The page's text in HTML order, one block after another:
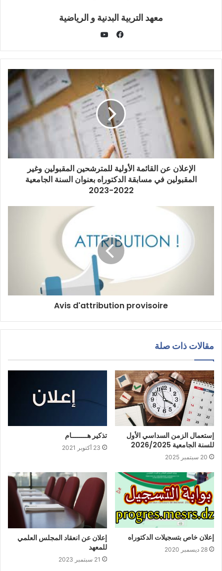
معهد التربية البدنية و الرياضية
الإعلان عن القائمة الأولية للمترشحين المقبولين وغير
المقبولين في مسابقة الدكتوراه بعنوان السنة الجامعية
2022-2023
Avis d'attribution provisoire
مقالات ذات صلة
إستعمال الزمن السداسي الأول
للسنة الجامعية 2026/2025
20 سبتمبر 2025
تذكير هــــــــام
23 أكتوبر 2021
إعلان خاص بتسجيلات الدكتوراه
28 ديسمبر 2020
إعلان عن انعقاد المجلس العلمي
للمعهد
21 سبتمبر 2023